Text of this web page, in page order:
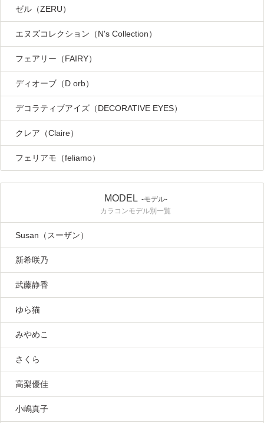
ゼル（ZERU）
エヌズコレクション（N's Collection）
フェアリー（FAIRY）
ディオーブ（D orb）
デコラティブアイズ（DECORATIVE EYES）
クレア（Claire）
フェリアモ（feliamo）
MODEL -モデル-
カラコンモデル別一覧
Susan（スーザン）
新希咲乃
武藤静香
ゆら猫
みやめこ
さくら
高梨優佳
小嶋真子